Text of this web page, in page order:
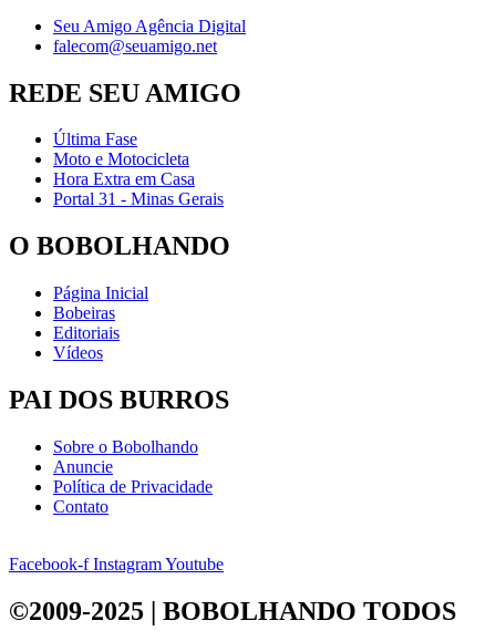
Seu Amigo Agência Digital
falecom@seuamigo.net
REDE SEU AMIGO
Última Fase
Moto e Motocicleta
Hora Extra em Casa
Portal 31 - Minas Gerais
O BOBOLHANDO
Página Inicial
Bobeiras
Editoriais
Vídeos
PAI DOS BURROS
Sobre o Bobolhando
Anuncie
Política de Privacidade
Contato
Facebook-f InstagramYoutube
©2009-2025 | BOBOLHANDO TODOS